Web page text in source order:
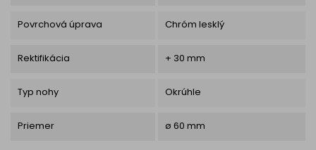
Povrchová úprava Chróm lesklý
Rektifikácia + 30 mm
Typ nohy Okrúhle
Priemer ø 60 mm